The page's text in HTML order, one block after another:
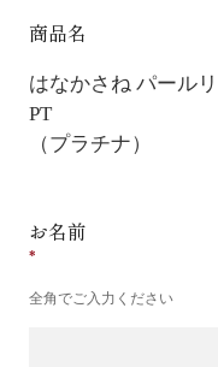
商品名
はなかさね パール
PT
（プラチナ）
お名前
全角でご入力ください